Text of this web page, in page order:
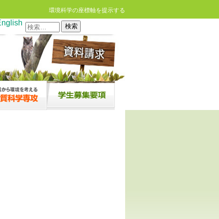
環境科学の座標軸を提示する
検
索: